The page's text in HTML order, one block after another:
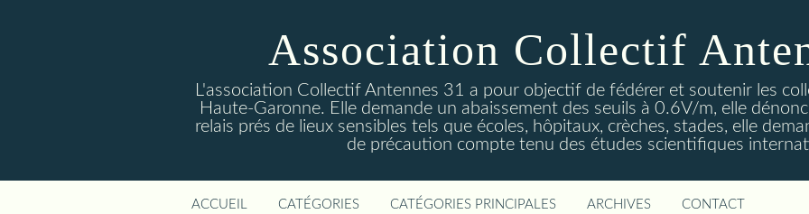
Association Collectif
L'association Collectif Antennes 31 a pour objectif de fédérer et soutenir les
Haute-Garonne. Elle demande un abaissement des seuils à 0.6V/m, elle
relais prés de lieux sensibles tels que écoles, hôpitaux, crèches, stades, elle
de précaution compte tenu des études scientifiques
ACCUEIL CATÉGORIES CATÉGORIES PRINCIPALES ARCHIVES CONTACT